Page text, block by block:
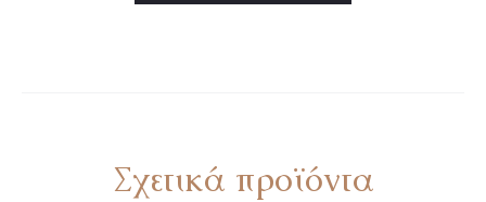
Σχετικά προϊόντα